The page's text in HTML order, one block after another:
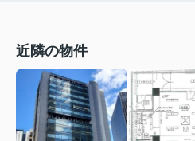
近隣の物件